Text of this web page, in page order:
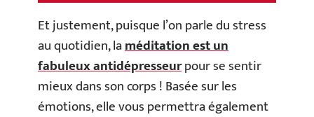
Et justement, puisque l’on parle du stress
au quotidien, laméditation est un
fabuleux antidépresseurpour se sentir
mieux dans son corps ! Basée sur les
émotions, elle vous permettra également